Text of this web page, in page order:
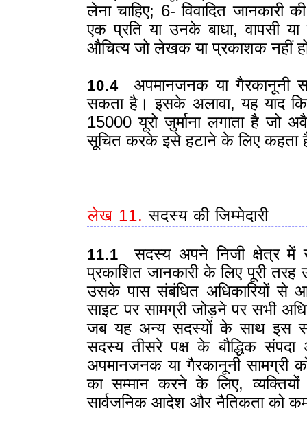
लेना चाहिए; 6- विवादित
एक प्रति या उनके बाधा, वापसी
औचित्य जो लेखक या प्रकाशक नहीं
10.4 अपमानजनक या गैरकानूनी
सकता है। इसके अलावा, यह याद
15000 यूरो जुर्माना लगाता है जो
सूचित करके इसे हटाने के लिए कहता
लेख 11. सदस्य की जिम्मेदारी
11.1 सदस्य अपने निजी क्षेत्र में
प्रकाशित जानकारी के लिए पूरी
उसके पास संबंधित अधिकारियों से
साइट पर सामग्री जोड़ने पर सभी
जब यह अन्य सदस्यों के साथ इस
सदस्य तीसरे पक्ष के बौद्धिक
अपमानजनक या गैरकानूनी सामग्री
का सम्मान करने के लिए,
सार्वजनिक आदेश और नैतिकता को